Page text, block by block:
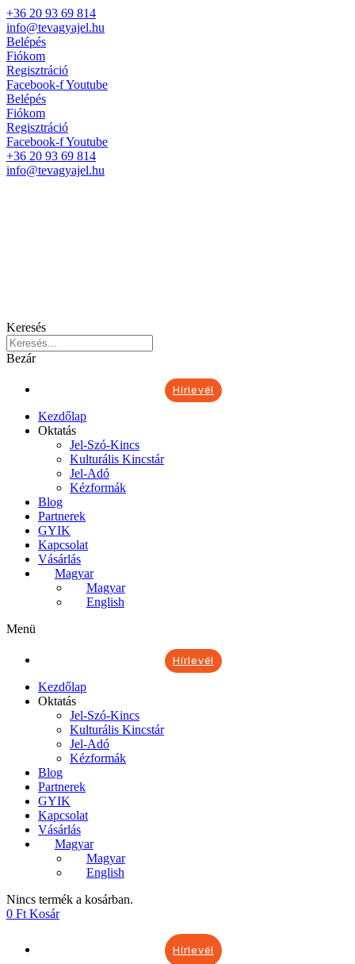
+36 20 93 69 814
info@tevagyajel.hu
Belépés
Fiókom
Regisztráció
Facebook-fYoutube
Belépés
Fiókom
Regisztráció
Facebook-fYoutube
+36 20 93 69 814
info@tevagyajel.hu
Keresés
Bezár
Hírlevél
Kezdőlap
Oktatás
Jel-Szó-Kincs
Kulturális Kincstár
Jel-Adó
Kézformák
Blog
Partnerek
GYIK
Kapcsolat
Vásárlás
Magyar
Magyar
English
Menü
Hírlevél
Kezdőlap
Oktatás
Jel-Szó-Kincs
Kulturális Kincstár
Jel-Adó
Kézformák
Blog
Partnerek
GYIK
Kapcsolat
Vásárlás
Magyar
Magyar
English
Nincs termék a kosárban.
0 Ft Kosár
Hírlevél